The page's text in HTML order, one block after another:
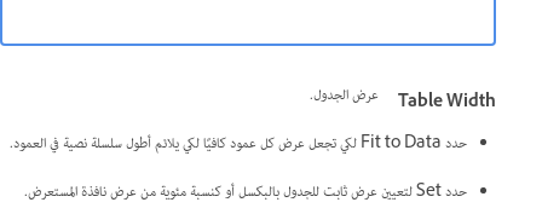
Table Width
عرض الجدول.
حدد Fit to Data لكي تجعل عرض كل عمود كافيًا لكي يلائم أطول سلسلة نصية في العمود.
حدد Set لتعيين عرض ثابت للجدول بالبكسل أو كنسبة مئوية من عرض نافذة المستعرض.